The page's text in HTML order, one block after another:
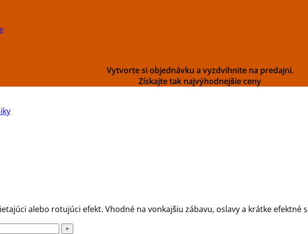
Vytvorte si objednávku a vyzdvihnite na predajni.
Získajte tak najvýhodnejšie ceny
alebo rotujúci efekt. Vhodné na vonkajšiu zábavu, oslavy a krátke